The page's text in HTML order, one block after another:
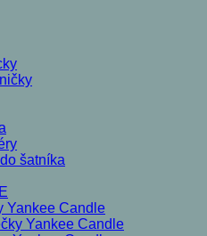
šatníka
Yankee Candle
Yankee Candle